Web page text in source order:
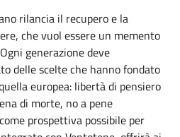
rilancia il recupero e la
che vuol essere un memento
generazione deve
delle scelte che hanno fondato
europea: libertà di pensiero
di morte, no a pene
prospettiva possibile per